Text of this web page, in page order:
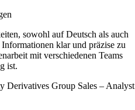
sowohl auf Deutsch als auch
klar und präzise zu
mit verschiedenen Teams
ist.
Derivatives Group Sales – Analyst